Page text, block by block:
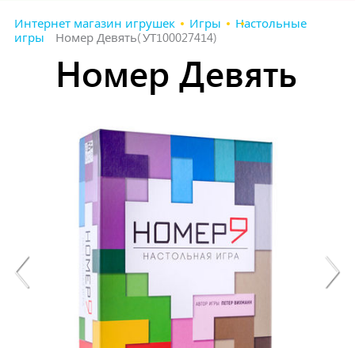
Интернет магазин игрушек Игры
Настольные
игры
Номер Девять(УТ100027414)
Номер Девять